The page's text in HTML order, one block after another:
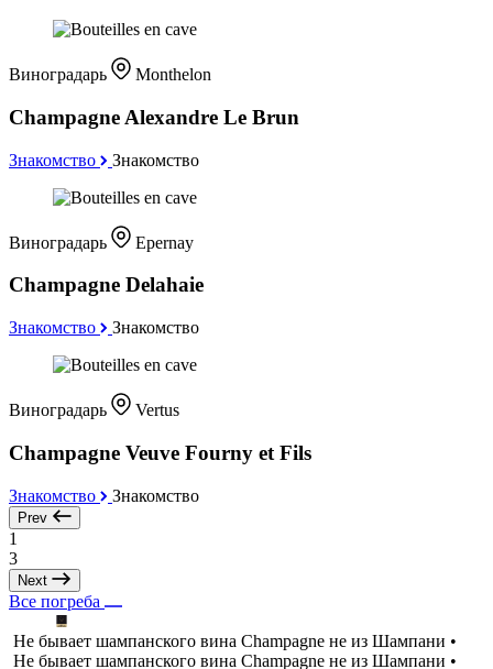
Виноградарь Monthelon
Champagne Alexandre Le Brun
Знакомство Знакомство
Виноградарь Epernay
Champagne Delahaie
Знакомство Знакомство
Виноградарь Vertus
Champagne Veuve Fourny et Fils
Знакомство Знакомство
Prev
1
3
Next
Все погреба
Не бывает шампанского вина Champagne не из Шампани •
Не бывает шампанского вина Champagne не из Шампани •